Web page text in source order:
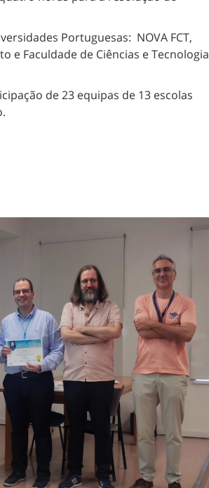
Portuguesas: NOVA FCT,
e Faculdade de Ciências e Tecnologia
de 23 equipas de 13 escolas